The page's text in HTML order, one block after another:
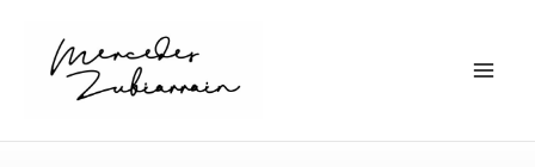
contenido